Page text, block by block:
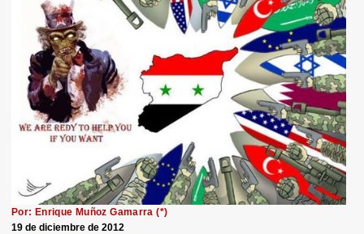
Por: Enrique Muñoz Gamarra (*)
19 de diciembre de 2012